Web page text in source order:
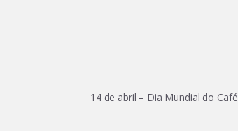
14 de abril – Dia Mundial do Café